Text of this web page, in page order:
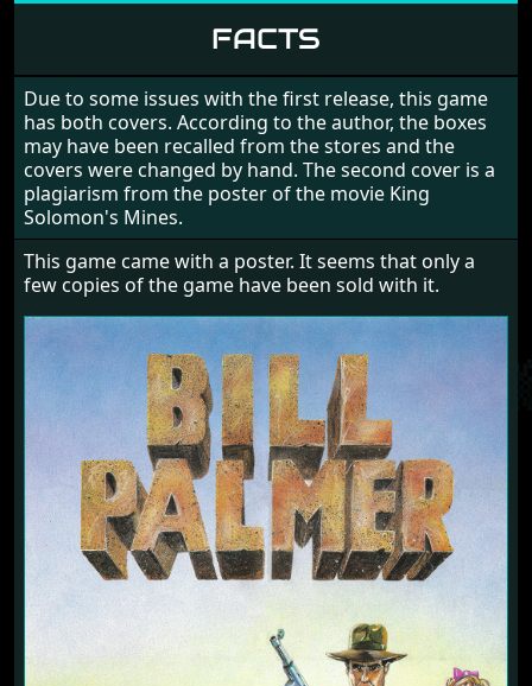
FACTS
Due to some issues with the first release, this game
has both covers. According to the author, the boxes
may have been recalled from the stores and the
covers were changed by hand. The second cover is a
plagiarism from the poster of the movie King
Solomon's Mines.
This game came with a poster. It seems that only a
few copies of the game have been sold with it.